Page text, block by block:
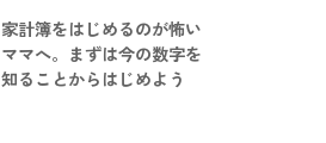
家計簿をはじめるのが怖い
ママへ。まずは今の数字を
知ることからはじめよう